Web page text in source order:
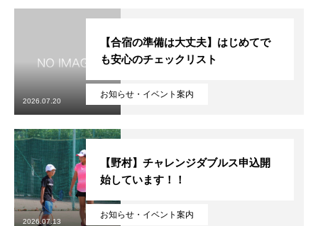
お知らせ・イベント案内
【合宿の準備は大丈夫】はじめてで
も安心のチェックリスト
2026.07.20
お知らせ・イベント案内
【野村】チャレンジダブルス申込開
始しています！！
2026.07.13